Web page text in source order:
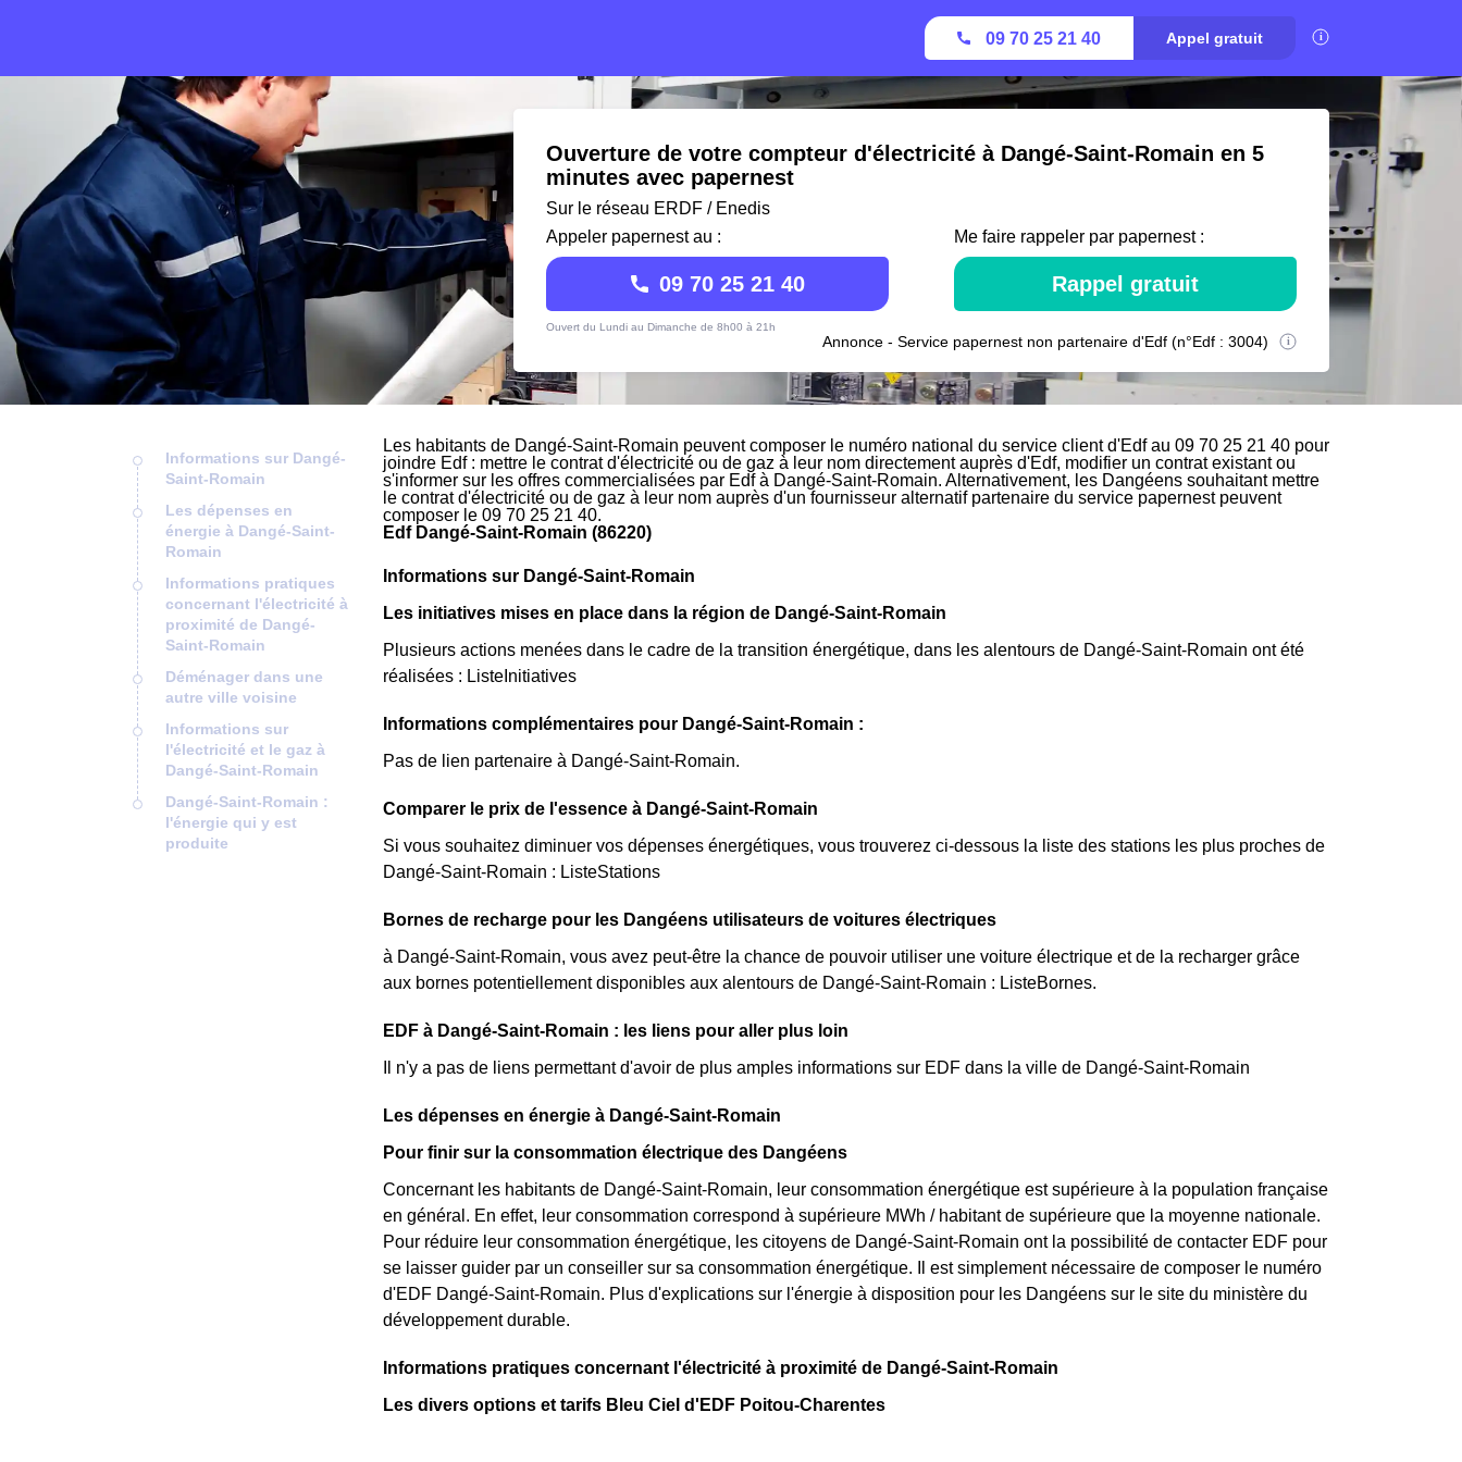
09 70 25 21 40 Appel gratuit
Ouverture de votre compteur d'électricité à Dangé-Saint-Romain en 5
minutes avec papernest
Sur le réseau ERDF / Enedis
Appeler papernest au :
09 70 25 21 40
Ouvert du Lundi au Dimanche de 8h00 à 21h
Me faire rappeler par papernest :
Rappel gratuit
Annonce - Service papernest non partenaire d'Edf (n°Edf : 3004)
Informations sur Dangé-
Saint-Romain
Les dépenses en
énergie à Dangé-Saint-
Romain
Informations pratiques
concernant l'électricité à
proximité de Dangé-
Saint-Romain
Déménager dans une
autre ville voisine
Informations sur
l'électricité et le gaz à
Dangé-Saint-Romain
Dangé-Saint-Romain :
l'énergie qui y est
produite
Les habitants de Dangé-Saint-Romain peuvent composer le numéro national du service client d'Edf au 09 70 25 21 40 pour
joindre Edf : mettre le contrat d'électricité ou de gaz à leur nom directement auprès d'Edf, modifier un contrat existant ou
s'informer sur les offres commercialisées par Edf à Dangé-Saint-Romain. Alternativement, les Dangéens souhaitant mettre
le contrat d'électricité ou de gaz à leur nom auprès d'un fournisseur alternatif partenaire du service papernest peuvent
composer le 09 70 25 21 40.
Edf Dangé-Saint-Romain (86220)
Informations sur Dangé-Saint-Romain
Les initiatives mises en place dans la région de Dangé-Saint-Romain
Plusieurs actions menées dans le cadre de la transition énergétique, dans les alentours de Dangé-Saint-Romain ont été
réalisées : ListeInitiatives
Informations complémentaires pour Dangé-Saint-Romain :
Pas de lien partenaire à Dangé-Saint-Romain.
Comparer le prix de l'essence à Dangé-Saint-Romain
Si vous souhaitez diminuer vos dépenses énergétiques, vous trouverez ci-dessous la liste des stations les plus proches de
Dangé-Saint-Romain : ListeStations
Bornes de recharge pour les Dangéens utilisateurs de voitures électriques
à Dangé-Saint-Romain, vous avez peut-être la chance de pouvoir utiliser une voiture électrique et de la recharger grâce
aux bornes potentiellement disponibles aux alentours de Dangé-Saint-Romain : ListeBornes.
EDF à Dangé-Saint-Romain : les liens pour aller plus loin
Il n'y a pas de liens permettant d'avoir de plus amples informations sur EDF dans la ville de Dangé-Saint-Romain
Les dépenses en énergie à Dangé-Saint-Romain
Pour finir sur la consommation électrique des Dangéens
Concernant les habitants de Dangé-Saint-Romain, leur consommation énergétique est supérieure à la population française
en général. En effet, leur consommation correspond à supérieure MWh / habitant de supérieure que la moyenne nationale.
Pour réduire leur consommation énergétique, les citoyens de Dangé-Saint-Romain ont la possibilité de contacter EDF pour
se laisser guider par un conseiller sur sa consommation énergétique. Il est simplement nécessaire de composer le numéro
d'EDF Dangé-Saint-Romain. Plus d'explications sur l'énergie à disposition pour les Dangéens sur le site du ministère du
développement durable.
Informations pratiques concernant l'électricité à proximité de Dangé-Saint-Romain
Les divers options et tarifs Bleu Ciel d'EDF Poitou-Charentes